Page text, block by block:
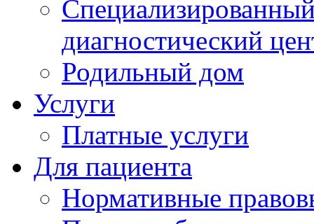
диагностический
Родильный дом
Услуги
Платные услуги
Для пациента
Нормативные